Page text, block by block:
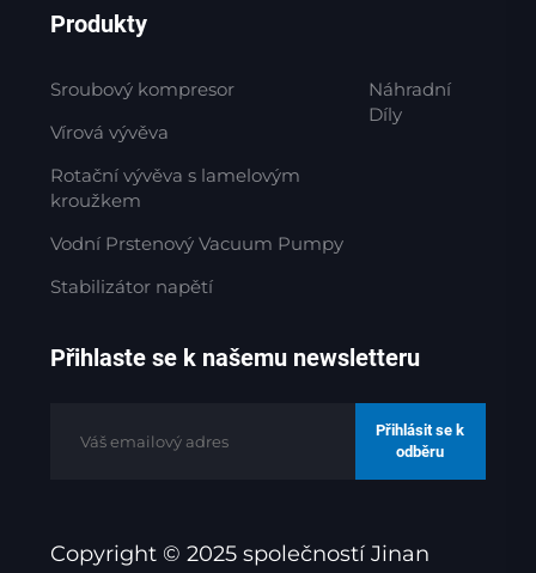
Produkty
Sroubový kompresor
Vírová vývěva
Rotační vývěva s lamelovým
kroužkem
Vodní Prstenový Vacuum Pumpy
Stabilizátor napětí
Náhradní
Díly
Přihlaste se k našemu newsletteru
Přihlásit se k
odběru
Copyright © 2025 společností Jinan